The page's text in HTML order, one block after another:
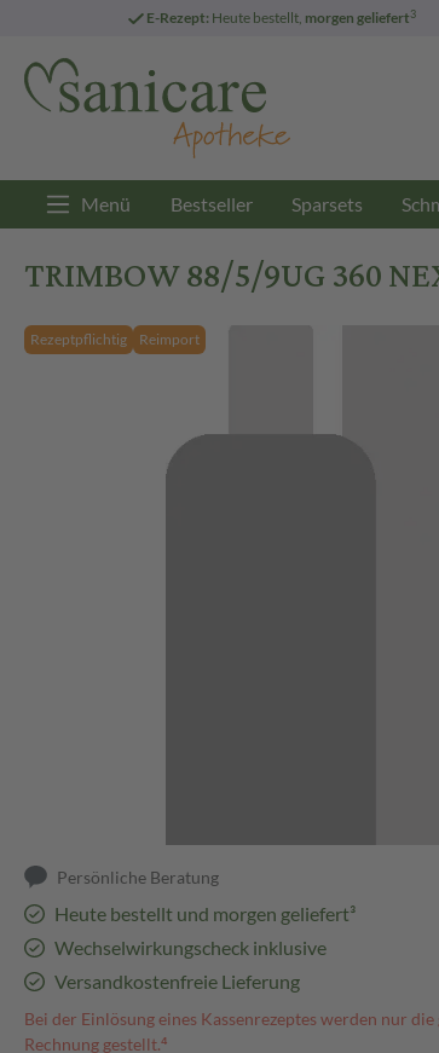
E-Rezept: Heute bestellt, morgen geliefert3
Menü Bestseller Sparsets
TRIMBOW 88/5/9UG 360
Rezeptpflichtig Reimport
Persönliche Beratung
Heute bestellt und morgen geliefert³
Wechselwirkungscheck inklusive
Versandkostenfreie Lieferung
Bei der Einlösung eines Kassenrezeptes werden nur
Rechnung gestellt.⁴